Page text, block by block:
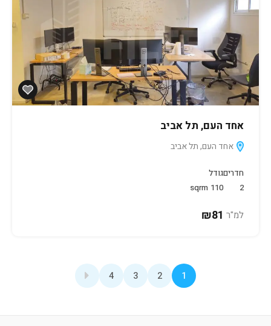
אחד העם, תל אביב
אחד העם, תל אביב
חדרים
2
גודל
110
sqrm
למ"ר ₪81
1
2
3
4